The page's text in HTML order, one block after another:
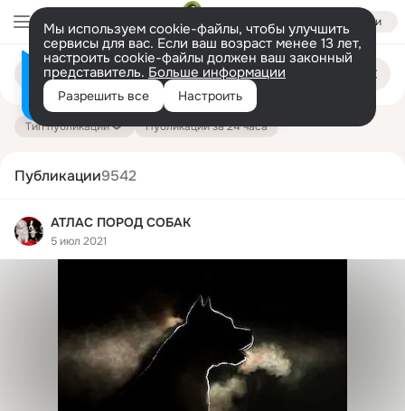
Войти
Мы используем cookie-файлы, чтобы улучшить
сервисы для вас. Если ваш возраст менее 13 лет,
настроить cookie-файлы должен ваш законный
представитель. Больше информации
Разрешить все Настроить
Поиск
публикациям
Тип публикации Публикации за 24 часа
Публикации9542
АТЛАС ПОРОД СОБАК
5 июл 2021
Информация о контенте
на платформе — здесь